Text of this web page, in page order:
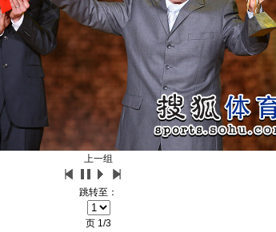
上一组
跳转至：
页 1/3